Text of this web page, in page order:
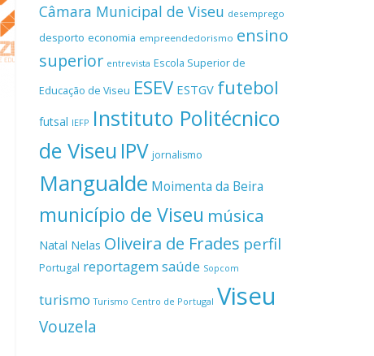
Câmara Municipal de Viseu desemprego
desporto economia empreendedorismo ensino
superior entrevista Escola Superior de
Educação de Viseu ESEV ESTGV futebol
futsal IEFP Instituto Politécnico
de Viseu IPV jornalismo
Mangualde Moimenta da Beira
município de Viseu música
Natal Nelas Oliveira de Frades perfil
Portugal reportagemsaúde Sopcom
turismo Turismo Centro de Portugal Viseu
Vouzela